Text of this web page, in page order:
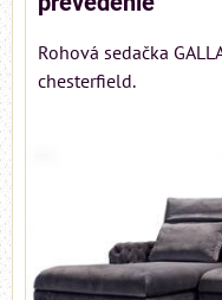
Rohová sedačka
chesterfield.